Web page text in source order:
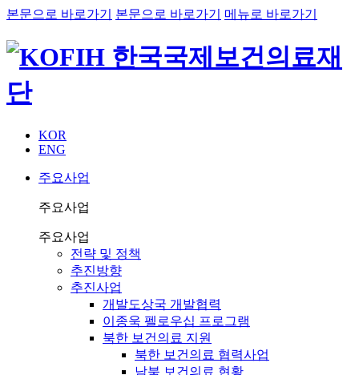
본문으로 바로가기 본문으로 바로가기 메뉴로 바로가기
KOR
ENG
주요사업
주요사업
주요사업
전략 및 정책
추진방향
추진사업
개발도상국 개발협력
이종욱 펠로우십 프로그램
북한 보건의료 지원
북한 보건의료 협력사업
남북 보건의료 현황